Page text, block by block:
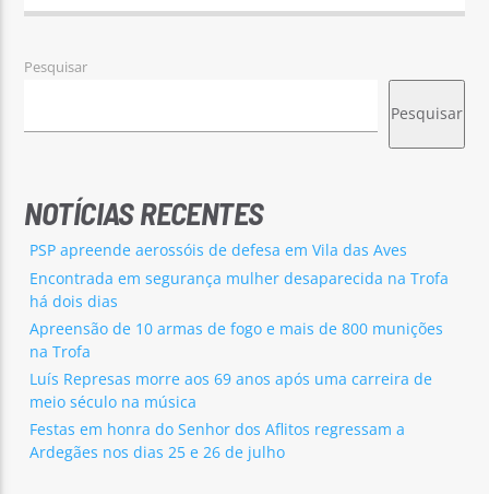
Pesquisar
Pesquisar
NOTÍCIAS RECENTES
PSP apreende aerossóis de defesa em Vila das Aves
Encontrada em segurança mulher desaparecida na Trofa
há dois dias
Apreensão de 10 armas de fogo e mais de 800 munições
na Trofa
Luís Represas morre aos 69 anos após uma carreira de
meio século na música
Festas em honra do Senhor dos Aflitos regressam a
Ardegães nos dias 25 e 26 de julho